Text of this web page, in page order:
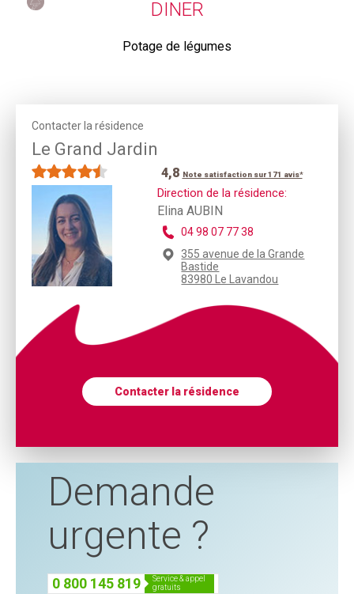
DINER
Potage de légumes
Contacter la résidence
Le Grand Jardin
4,8 Note satisfaction sur 171 avis*
Direction de la résidence:
Elina AUBIN
04 98 07 77 38
355 avenue de la Grande
Bastide
83980 Le Lavandou
Contacter la résidence
Demande
urgente ?
0 800 145 819
service & appel
gratuits